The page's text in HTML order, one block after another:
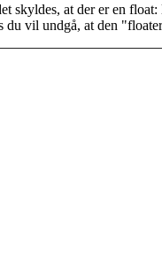
skyldes, at der er en
vil undgå, at den